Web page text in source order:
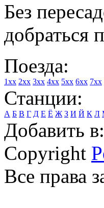
Без
добраться
Поезда:
1xx 2xx 3xx 4xx 5xx 6xx 7xx
Станции:
А Б В Г Д Е Ё Ж З И Й К Л
Добавить в:
Copyright
Все права